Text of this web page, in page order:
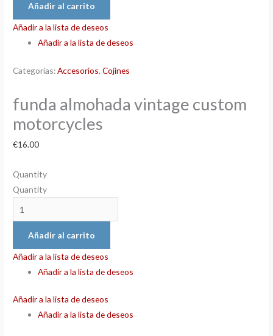
Añadir al carrito
Añadir a la lista de deseos
Añadir a la lista de deseos
Categorías:Accesorios,Cojines
funda almohada vintage custom
motorcycles
€16.00
Quantity
Quantity
Añadir al carrito
Añadir a la lista de deseos
Añadir a la lista de deseos
Añadir a la lista de deseos
Añadir a la lista de deseos